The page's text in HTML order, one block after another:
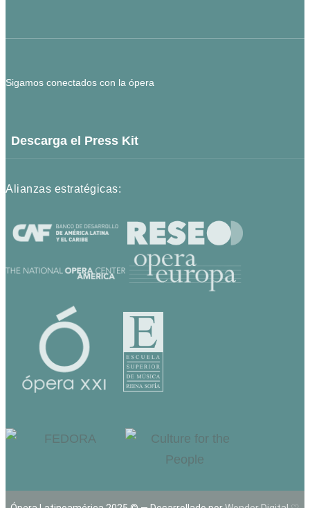
Sigamos conectados con la ópera
Descarga el Press Kit
Alianzas estratégicas: